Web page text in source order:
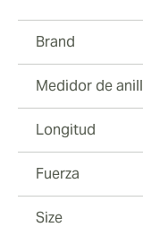
Brand
Medidor de
Longitud
Fuerza
Size